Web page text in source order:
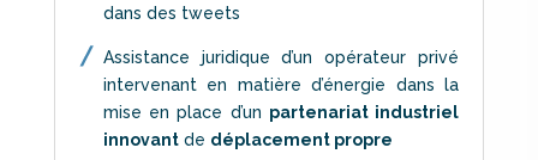
dans des tweets
Assistance juridique d’un opérateur privé
intervenant en matière d’énergie dans la
mise en place d’un partenariat industriel
innovantde déplacement propre